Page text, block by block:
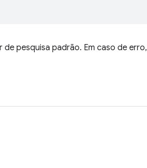
pesquisa padrão. Em caso de erro,